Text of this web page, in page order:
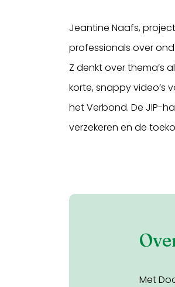
Jeantine Naafs,
professionals over
Z denkt over thema’s
korte, snappy video’s
het Verbond. De JIP-
verzekeren en de
Met